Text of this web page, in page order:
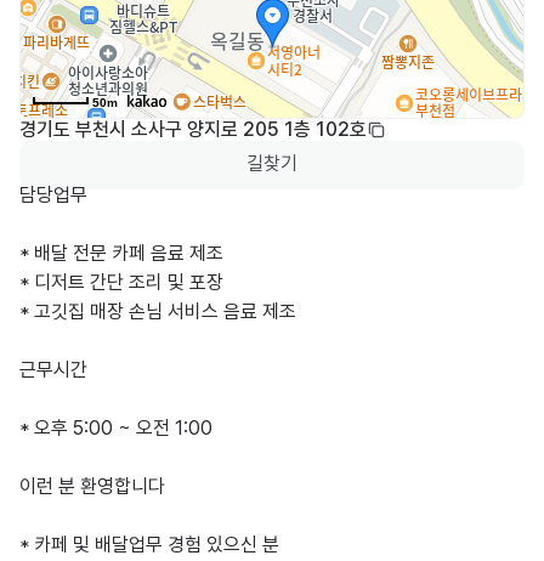
50m
경기도 부천시 소사구 양지로 205 1층 102호
길찾기
담당업무
* 배달 전문 카페 음료 제조
* 디저트 간단 조리 및 포장
* 고깃집 매장 손님 서비스 음료 제조
근무시간
* 오후 5:00 ~ 오전 1:00
이런 분 환영합니다
* 카페 및 배달업무 경험 있으신 분